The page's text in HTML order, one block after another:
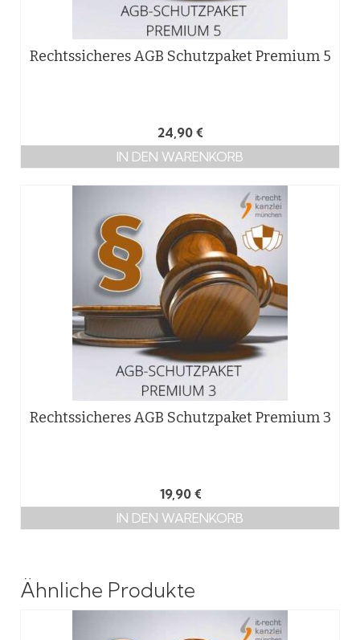
Rechtssicheres AGB Schutzpaket Premium 5
24,90 €
IN DEN WARENKORB
Rechtssicheres AGB Schutzpaket Premium 3
19,90 €
IN DEN WARENKORB
Ähnliche Produkte